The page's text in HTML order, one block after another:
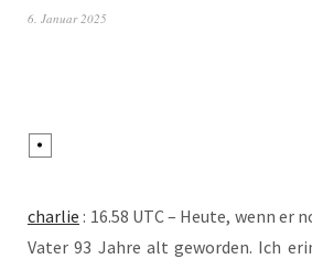
6. Januar 2025
char­lie : 16.58 UTC – Heu­te, wenn er
Vater 93 Jah­re alt gewor­den. Ich